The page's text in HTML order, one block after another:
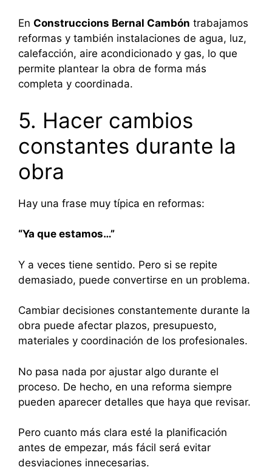
En Construccions Bernal Cambón trabajamos
reformas y también instalaciones de agua, luz,
calefacción, aire acondicionado y gas, lo que
permite plantear la obra de forma más
completa y coordinada.
5. Hacer cambios
constantes durante la
obra
Hay una frase muy típica en reformas:
“Ya que estamos…”
Y a veces tiene sentido. Pero si se repite
demasiado, puede convertirse en un problema.
Cambiar decisiones constantemente durante la
obra puede afectar plazos, presupuesto,
materiales y coordinación de los profesionales.
No pasa nada por ajustar algo durante el
proceso. De hecho, en una reforma siempre
pueden aparecer detalles que haya que revisar.
Pero cuanto más clara esté la planificación
antes de empezar, más fácil será evitar
desviaciones innecesarias.